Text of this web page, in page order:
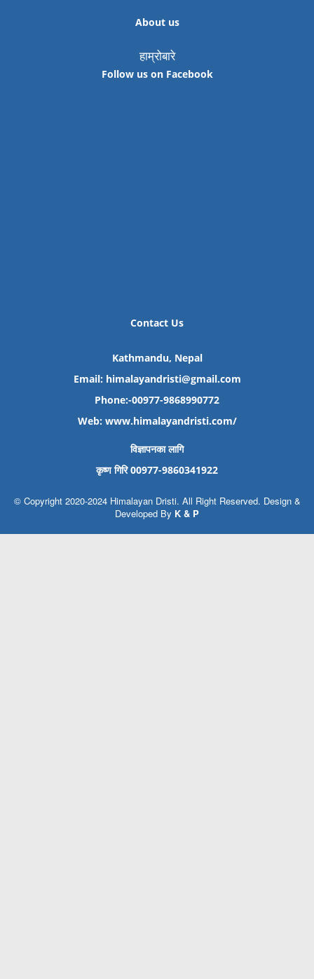
About us
हाम्रोबारे
Follow us on Facebook
Contact Us
Kathmandu, Nepal
Email: himalayandristi@gmail.com
Phone:-00977-9868990772
Web: www.himalayandristi.com/
विज्ञापनका लागि
कृष्ण गिरि 00977-9860341922
© Copyright 2020-2024 Himalayan Dristi. All Right Reserved. Design &
Developed By K & P